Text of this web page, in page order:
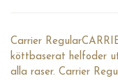
Carrier
köttbaserat helfoder
alla raser. Carrier